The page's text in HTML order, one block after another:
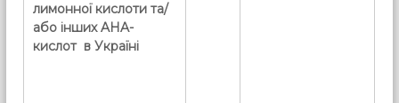
лимонної кислоти та/
або інших AHA-
кислот в Україні